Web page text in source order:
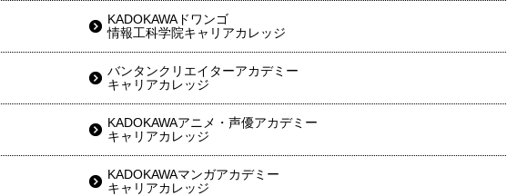
KADOKAWAドワンゴ
情報工科学院キャリアカレッジ
バンタンクリエイターアカデミー
キャリアカレッジ
KADOKAWAアニメ・声優アカデミー
キャリアカレッジ
KADOKAWAマンガアカデミー
キャリアカレッジ